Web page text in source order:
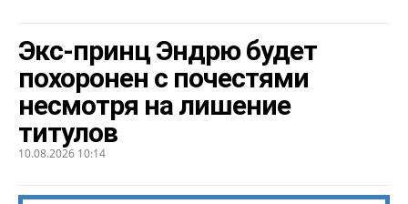
Экс-принц Эндрю будет
похоронен с почестями
несмотря на лишение
титулов
10.08.2026 10:14